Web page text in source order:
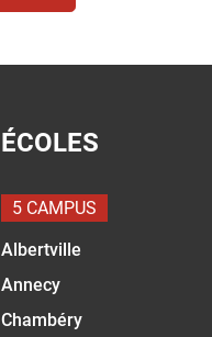
ÉCOLES
5 CAMPUS
Albertville
Annecy
Chambéry